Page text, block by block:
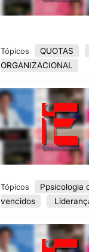
Tópicos QUOTAS
ORGANIZACIONAL
Tópicos Ppsicologia
vencidos